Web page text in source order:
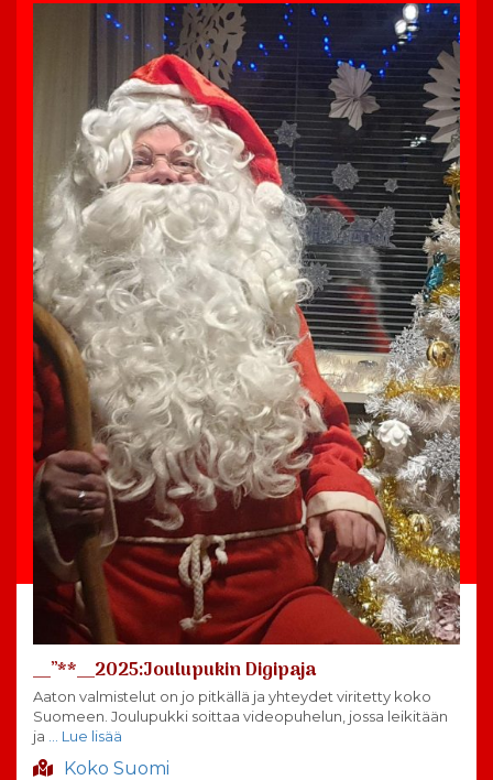
__”**__2025:Joulupukin Digipaja
Aaton valmistelut on jo pitkällä ja yhteydet viritetty koko
Suomeen. Joulupukki soittaa videopuhelun, jossa leikitään
ja … Lue lisää
Koko Suomi